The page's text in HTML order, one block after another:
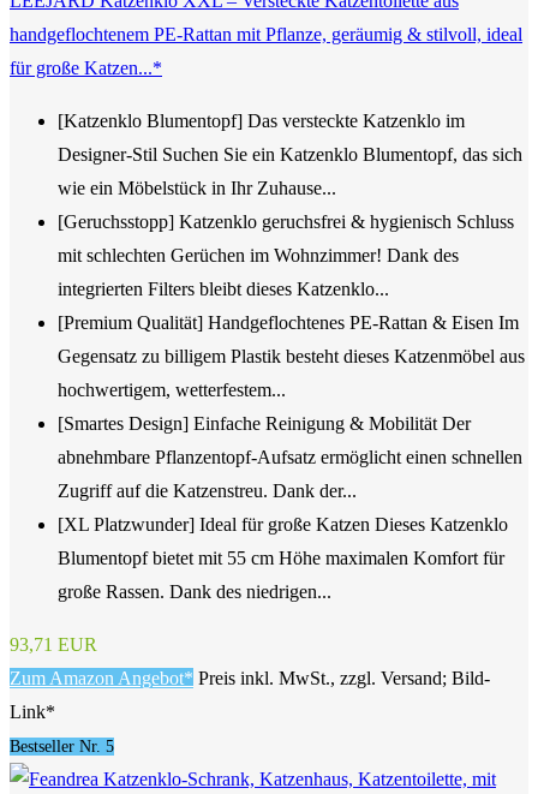
handgeflochtenem PE-Rattan mit Pflanze, geräumig & stilvoll, ideal
für große Katzen...*
[Katzenklo Blumentopf] Das versteckte Katzenklo im
Designer-Stil Suchen Sie ein Katzenklo Blumentopf, das sich
wie ein Möbelstück in Ihr Zuhause...
[Geruchsstopp] Katzenklo geruchsfrei & hygienisch Schluss
mit schlechten Gerüchen im Wohnzimmer! Dank des
integrierten Filters bleibt dieses Katzenklo...
[Premium Qualität] Handgeflochtenes PE-Rattan & Eisen Im
Gegensatz zu billigem Plastik besteht dieses Katzenmöbel aus
hochwertigem, wetterfestem...
[Smartes Design] Einfache Reinigung & Mobilität Der
abnehmbare Pflanzentopf-Aufsatz ermöglicht einen schnellen
Zugriff auf die Katzenstreu. Dank der...
[XL Platzwunder] Ideal für große Katzen Dieses Katzenklo
Blumentopf bietet mit 55 cm Höhe maximalen Komfort für
große Rassen. Dank des niedrigen...
93,71 EUR
Zum Amazon Angebot* Preis inkl. MwSt., zzgl. Versand; Bild-
Link*
Bestseller Nr. 5